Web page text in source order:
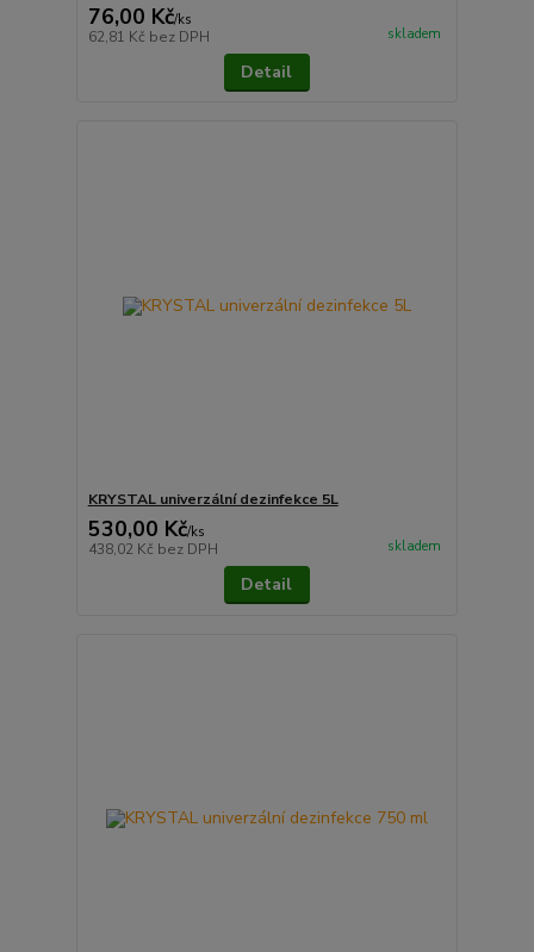
76,00 Kč/ks
62,81 Kč bez DPH skladem
Detail
KRYSTAL univerzální dezinfekce 5L
530,00 Kč/ks
438,02 Kč bez DPH skladem
Detail